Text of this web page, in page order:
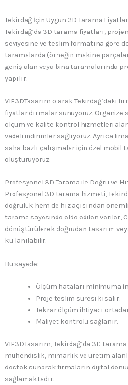
Tekirdağ İçin Uygun 3D Tarama
Tekirdağ’da 3D tarama fiyatları,
seviyesine ve teslim formatına göre
taramalarda (örneğin makine
geniş alan veya bina taramalarında
yapılır.
VIP3DTasarım olarak Tekirdağ’daki
fiyatlandırmalar sunuyoruz. Organize
ölçüm ve kalite kontrol hizmetleri
vadeli indirimler sağlıyoruz. Ayrıca
saha bazlı çalışmalar için özel mobil
oluşturuyoruz.
Profesyonel 3D Tarama ile Doğru ve
Profesyonel 3D tarama hizmeti,
doğruluk hem de hız açısından
tarama sayesinde elde edilen veriler,
dönüştürülerek doğrudan tasarım
kullanılabilir.
Bu sayede:
Ölçüm hataları minimuma
Proje teslim süresi kısalır.
Tekrar ölçüm ihtiyacı
Maliyet kontrolü sağlanır.
VIP3DTasarım, Tekirdağ’da 3D
mühendislik, mimarlık ve üretim
destek sunarak firmaların dijital
sağlamaktadır.